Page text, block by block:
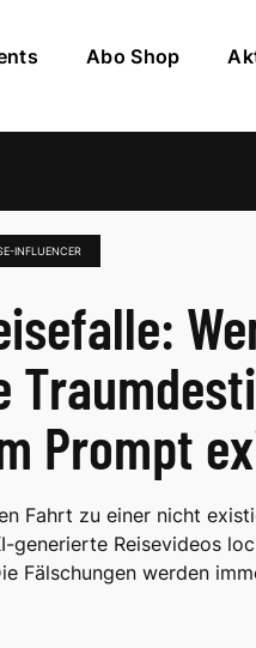
Abo Shop
INFLUENCER
Prompt
Fahrt zu einer nicht
generierte Reisevideos
Fälschungen werden